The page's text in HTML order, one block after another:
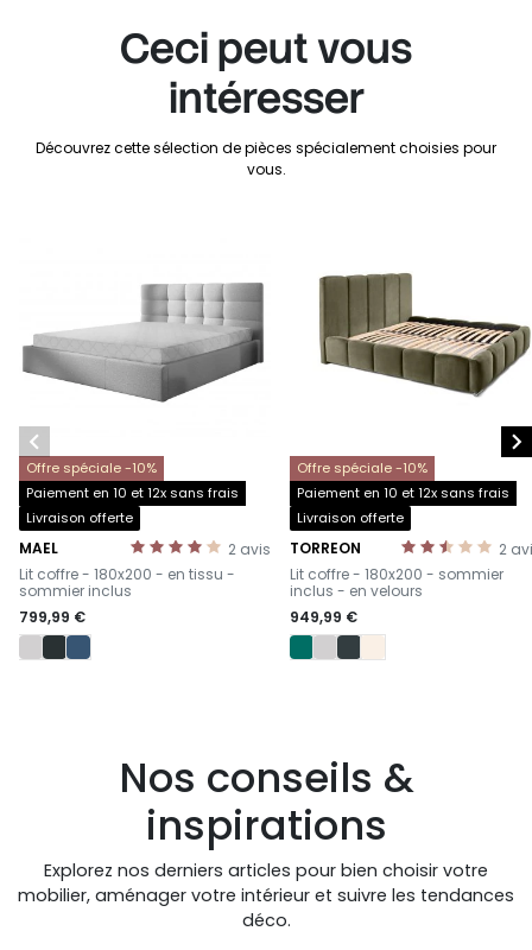
Ceci peut vous
intéresser
Découvrez cette sélection de pièces spécialement choisies pour
vous.
Offre spéciale -10%
Paiement en 10 et 12x sans frais
Livraison offerte
2 avis
MAEL
-
Lit coffre - 180x200 - en tissu -
sommier inclus
799,99 €
Offre spéciale -10%
Paiement en 10 et 12x sans frais
Livraison offerte
2
TORREON
-
Lit coffre - 180x200 - sommier
inclus - en velours
949,99 €
 
Nos conseils &
inspirations
Explorez nos derniers articles pour bien choisir votre
mobilier, aménager votre intérieur et suivre les tendances
déco.